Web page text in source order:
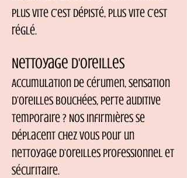
Plus vite c’est dépisté, plus vite c’est
réglé.
Nettoyage d'oreilles
Accumulation de cérumen, sensation
d’oreilles bouchées, perte auditive
temporaire ? Nos infirmières se
déplacent chez vous pour un
nettoyage d’oreilles professionnel et
sécuritaire.